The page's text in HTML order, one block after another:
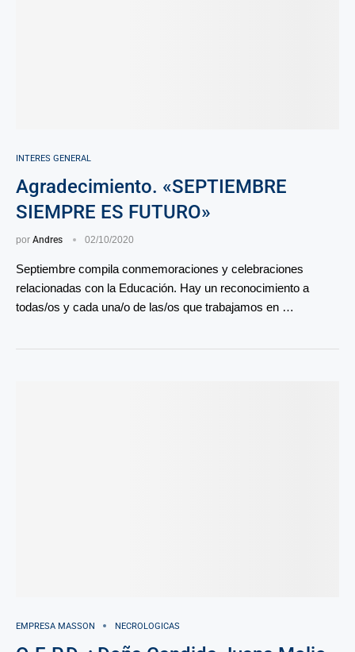
INTERES GENERAL
Agradecimiento. «SEPTIEMBRE
SIEMPRE ES FUTURO»
por Andres 02/10/2020
Septiembre compila conmemoraciones y celebraciones
relacionadas con la Educación. Hay un reconocimiento a
todas/os y cada una/o de las/os que trabajamos en …
EMPRESA MASSON NECROLOGICAS